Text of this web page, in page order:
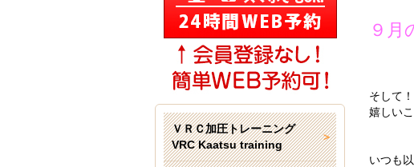
ＶＲＣ加圧トレーニング
VRC Kaatsu training
９月
そして！
嬉しい
いつも